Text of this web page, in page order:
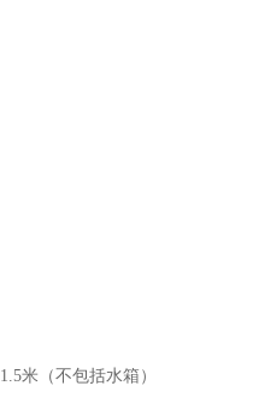
1.5米（不包括水箱）